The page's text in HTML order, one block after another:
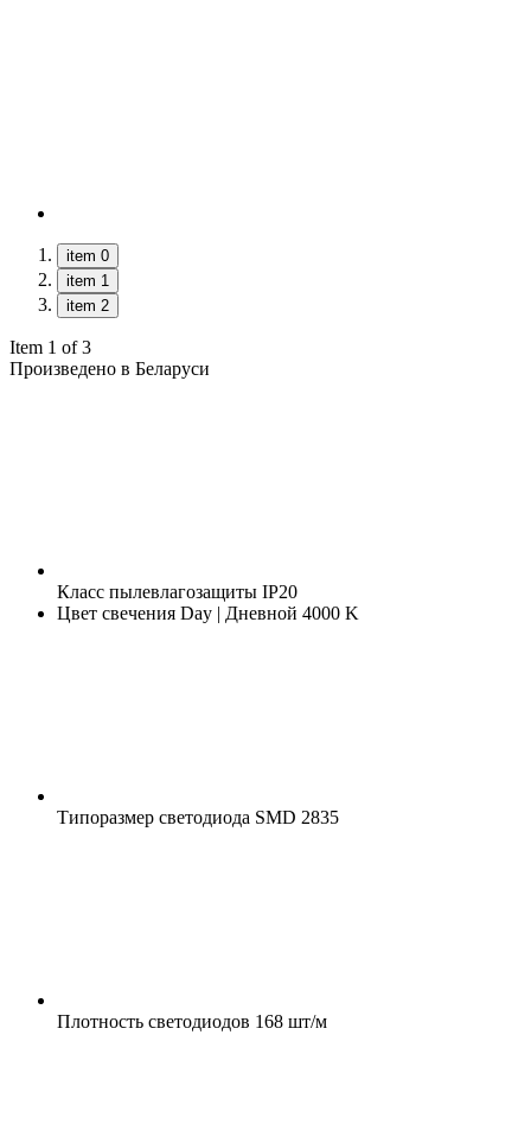
item 0
item 1
item 2
Item 1 of 3
Произведено в Беларуси
Класс пылевлагозащиты IP20
Цвет свечения Day | Дневной 4000 K
Типоразмер светодиода SMD 2835
Плотность светодиодов 168 шт/м